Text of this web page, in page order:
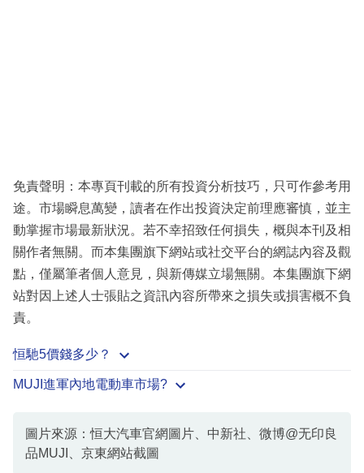
免責聲明：本專頁刊載的所有投資分析技巧，只可作參考用
途。市場瞬息萬變，讀者在作出投資決定前理應審慎，並主
動掌握市場最新狀況。若不幸招致任何損失，概與本刊及相
關作者無關。而本集團旗下網站或社交平台的網誌內容及觀
點，僅屬筆者個人意見，與新傳媒立場無關。本集團旗下網
站對因上述人士張貼之資訊內容所帶來之損失或損害概不負
責。
恒馳5價錢多少？
MUJI進軍內地電動車市場?
圖片來源：恒大汽車官網圖片、中新社、微博@无印良
品MUJI、京東網站截圖